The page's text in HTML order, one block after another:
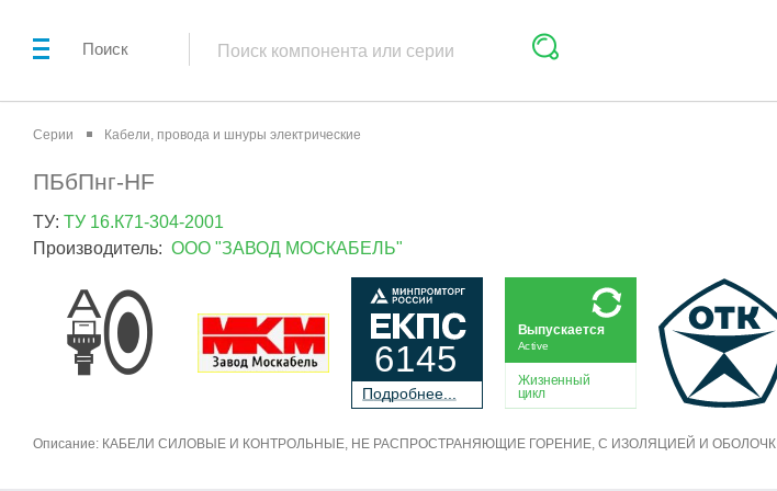
Поиск
Серии Кабели, провода и шнуры электрические
ПБбПнг-HF
ТУ: ТУ 16.К71-304-2001
Производитель: ООО "ЗАВОД МОСКАБЕЛЬ"
Подробнее...
6145
Жизненный
цикл
Active
Выпускается
Описание: КАБЕЛИ СИЛОВЫЕ И КОНТРОЛЬНЫЕ, НЕ РАСПРОСТРАНЯЮЩИЕ ГОРЕНИЕ, С ИЗОЛЯЦИЕЙ И ОБОЛОЧК